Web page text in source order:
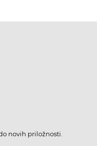
novih priložnosti.